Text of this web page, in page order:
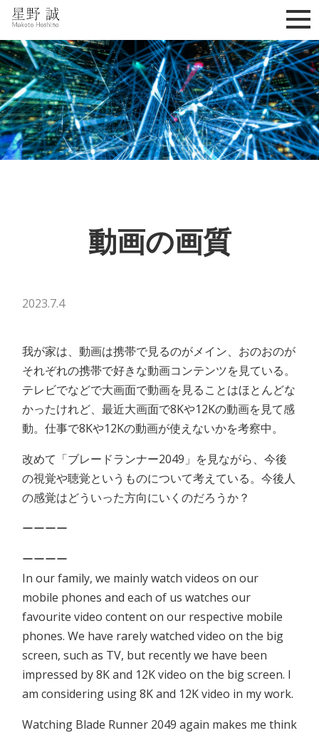
星野誠 makoto hoshino
動画の画質
2023.7.4
我が家は、動画は携帯で見るのがメイン、おのおのが
それぞれの携帯で好きな動画コンテンツを見ている。
テレビでなどで大画面で動画を見ることはほとんどな
かったけれど、最近大画面で8Kや12Kの動画を見て感
動。仕事で8Kや12Kの動画が使えないかを考察中。
改めて「ブレードランナー2049」を見ながら、今後
の視覚や聴覚というものについて考えている。今後人
の感覚はどういった方向にいくのだろうか？
ーーーー
ーーーー
In our family, we mainly watch videos on our
mobile phones and each of us watches our
favourite video content on our respective mobile
phones. We have rarely watched video on the big
screen, such as TV, but recently we have been
impressed by 8K and 12K video on the big screen. I
am considering using 8K and 12K video in my work.
Watching Blade Runner 2049 again makes me think